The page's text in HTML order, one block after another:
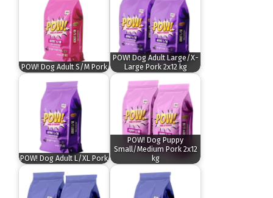
POW! Dog Adult S/M Pork
POW! Dog Adult Large/X-
Large Pork 2x12 kg
POW! Dog Adult L/XL Pork
POW! Dog Puppy
Small/Medium Pork 2x12
kg